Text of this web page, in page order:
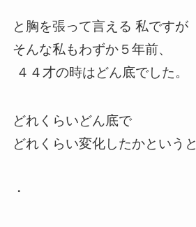
と胸を張って言える 私ですが
そんな私もわずか５年前、
４４才の時はどん底でした。
どれくらいどん底で
どれくらい変化したかというと
・